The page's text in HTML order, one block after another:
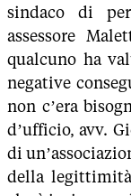
sindaco di
assessore
qualcuno ha
negative
non c’era
d’ufficio, avv.
di
della